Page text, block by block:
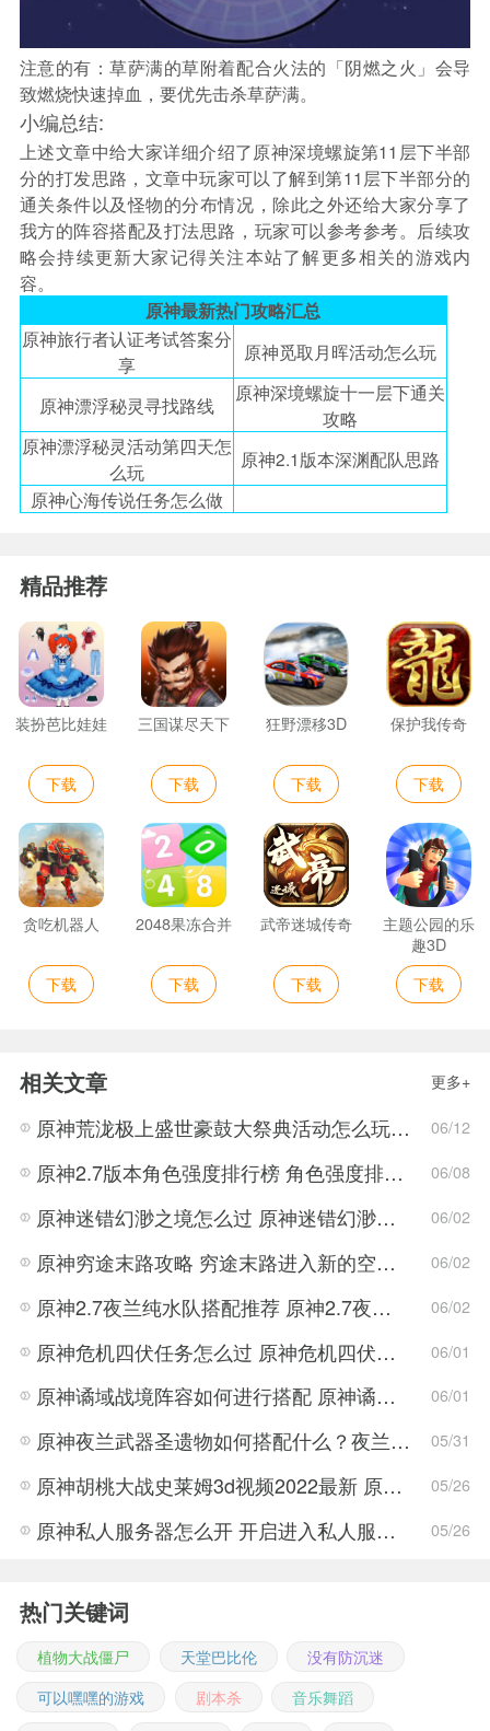
注意的有：草萨满的草附着配合火法的「阴燃之火」会导
致燃烧快速掉血，要优先击杀草萨满。
小编总结:
上述文章中给大家详细介绍了原神深境螺旋第11层下半部
分的打发思路，文章中玩家可以了解到第11层下半部分的
通关条件以及怪物的分布情况，除此之外还给大家分享了
我方的阵容搭配及打法思路，玩家可以参考参考。后续攻
略会持续更新大家记得关注本站了解更多相关的游戏内
容。
原神最新热门攻略汇总
原神旅行者认证考试答案分
享
原神觅取月晖活动怎么玩
原神漂浮秘灵寻找路线
原神深境螺旋十一层下通关
攻略
原神漂浮秘灵活动第四天怎
么玩
原神2.1版本深渊配队思路
原神心海传说任务怎么做
精品推荐
装扮芭比娃娃
下载
三国谋尽天下
下载
狂野漂移3D
下载
保护我传奇
下载
贪吃机器人
下载
2048果冻合并
下载
武帝迷城传奇
下载
主题公园的乐
趣3D
下载
相关文章 更多+
原神荒泷极上盛世豪鼓大祭典活动怎么玩 荒泷极上盛世豪鼓大祭典活动指南 06/12
原神2.7版本角色强度排行榜 角色强度排行2022最新 06/08
原神迷错幻渺之境怎么过 原神迷错幻渺之境通关攻略 06/02
原神穷途末路攻略 穷途末路进入新的空间任务解密流程 06/02
原神2.7夜兰纯水队搭配推荐 原神2.7夜兰纯水队搭配方法 06/02
原神危机四伏任务怎么过 原神危机四伏解密技巧 06/01
原神谲域战境阵容如何进行搭配 原神谲域战境阵容推荐 06/01
原神夜兰武器圣遗物如何搭配什么？夜兰武器圣遗物搭配推荐攻略 05/31
原神胡桃大战史莱姆3d视频2022最新 原神胡桃大战史莱姆3d视频完整版 05/26
原神私人服务器怎么开 开启进入私人服务器详细介绍 05/26
热门关键词
植物大战僵尸 天堂巴比伦
没有防沉迷
可以嘿嘿的游戏
剧本杀
音乐舞蹈